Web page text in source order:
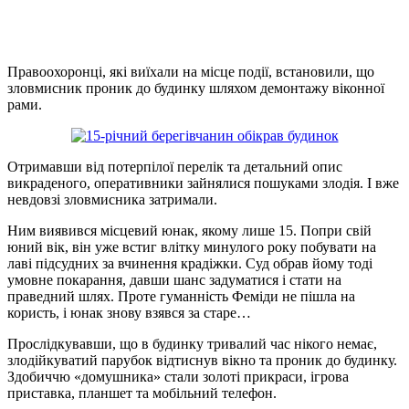
Правоохоронці, які виїхали на місце події, встановили, що
зловмисник проник до будинку шляхом демонтажу віконної
рами.
Отримавши від потерпілої перелік та детальний опис
викраденого, оперативники зайнялися пошуками злодія. І вже
невдовзі зловмисника затримали.
Ним виявився місцевий юнак, якому лише 15. Попри свій
юний вік, він уже встиг влітку минулого року побувати на
лаві підсудних за вчинення крадіжки. Суд обрав йому тоді
умовне покарання, давши шанс задуматися і стати на
праведний шлях. Проте гуманність Феміди не пішла на
користь, і юнак знову взявся за старе…
Прослідкувавши, що в будинку тривалий час нікого немає,
злодійкуватий парубок відтиснув вікно та проник до будинку.
Здобиччю «домушника» стали золоті прикраси, ігрова
приставка, планшет та мобільний телефон.